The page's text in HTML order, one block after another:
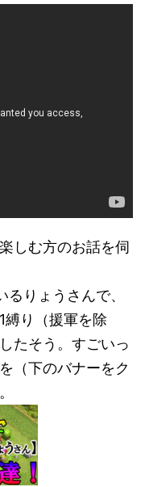
しむ方のお話を伺
りょうさんで、
縛り（援軍を除
たそう。すごいっ
（下のバナーをク